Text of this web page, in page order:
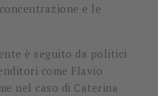
e le
è seguito da politici
come Flavio
nel caso di Caterina